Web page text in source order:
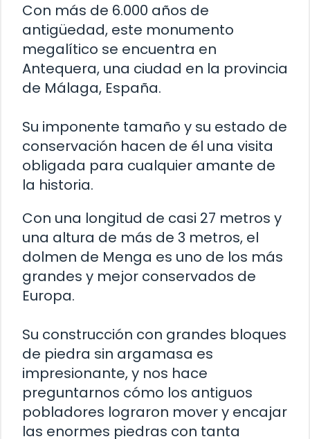
Con más de 6.000 años de
antigüedad, este monumento
megalítico se encuentra en
Antequera, una ciudad en la provincia
de Málaga, España.
Su imponente tamaño y su estado de
conservación hacen de él una visita
obligada para cualquier amante de
la historia.
Con una longitud de casi 27 metros y
una altura de más de 3 metros, el
dolmen de Menga es uno de los más
grandes y mejor conservados de
Europa.
Su construcción con grandes bloques
de piedra sin argamasa es
impresionante, y nos hace
preguntarnos cómo los antiguos
pobladores lograron mover y encajar
las enormes piedras con tanta